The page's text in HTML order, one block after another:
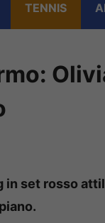
TENNIS
set rosso